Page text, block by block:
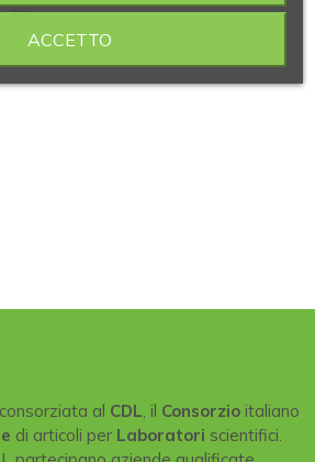
20
al CDL , il Consorzioitaliano
di articoli per Laboratori scientifici.
ACCETTO